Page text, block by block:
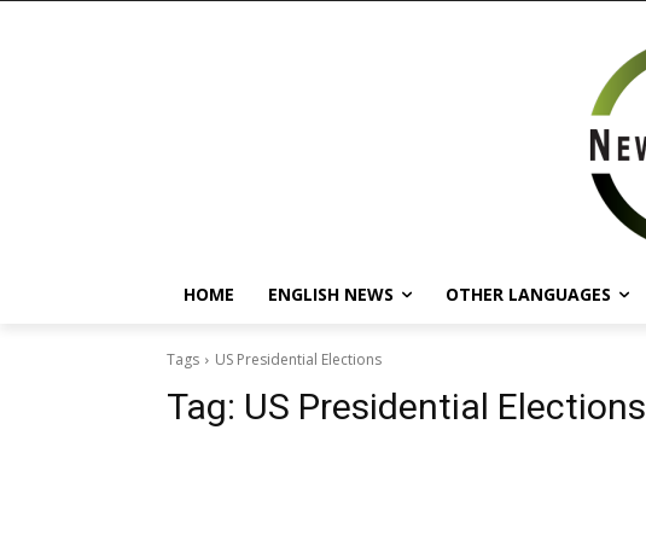
HOME ENGLISH NEWS OTHER LANGUAGES
Tags US Presidential Elections
Tag: US Presidential Elections